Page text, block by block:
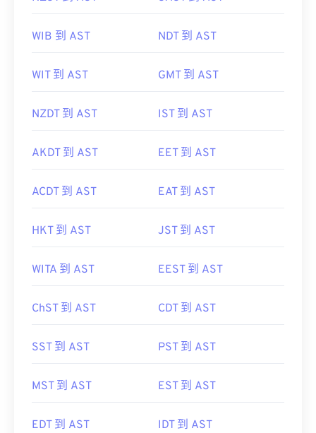
WIB 到 AST NDT 到 AST
WIT 到 AST GMT 到 AST
NZDT 到 AST IST 到 AST
AKDT 到 AST EET 到 AST
ACDT 到 AST EAT 到 AST
HKT 到 AST JST 到 AST
WITA 到 AST EEST 到 AST
ChST 到 AST CDT 到 AST
SST 到 AST PST 到 AST
MST 到 AST EST 到 AST
EDT 到 AST IDT 到 AST